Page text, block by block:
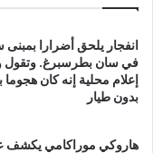
انفجار يلحق أضرارا
في سان بطرسبرغ. وتقول
إعلام محلية إنه كان هجوما
بدون طيار
هاروكي موراكامي يكشف